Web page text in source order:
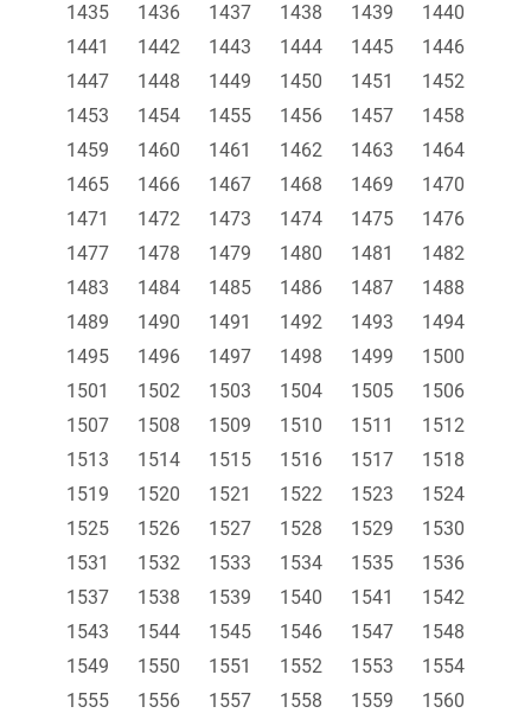
1435
1436 1437 1438 1439
1440
1441
1442 1443 1444 1445
1446
1447
1448 1449 1450 1451
1452
1453
1454 1455 1456 1457
1458
1459
1460 1461 1462 1463
1464
1465
1466 1467 1468 1469
1470
1471
1472 1473 1474 1475
1476
1477
1478 1479 1480 1481
1482
1483
1484 1485 1486 1487
1488
1489
1490 1491 1492 1493
1494
1495
1496 1497 1498 1499
1500
1501
1502 1503 1504 1505
1506
1507
1508 1509 1510 1511
1512
1513
1514 1515 1516 1517
1518
1519
1520 1521 1522 1523
1524
1525
1526 1527 1528 1529
1530
1531
1532 1533 1534 1535
1536
1537
1538 1539 1540 1541
1542
1543
1544 1545 1546 1547
1548
1549
1550 1551 1552 1553
1554
1555
1556 1557 1558 1559
1560